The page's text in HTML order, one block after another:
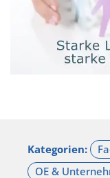
Kategorien: